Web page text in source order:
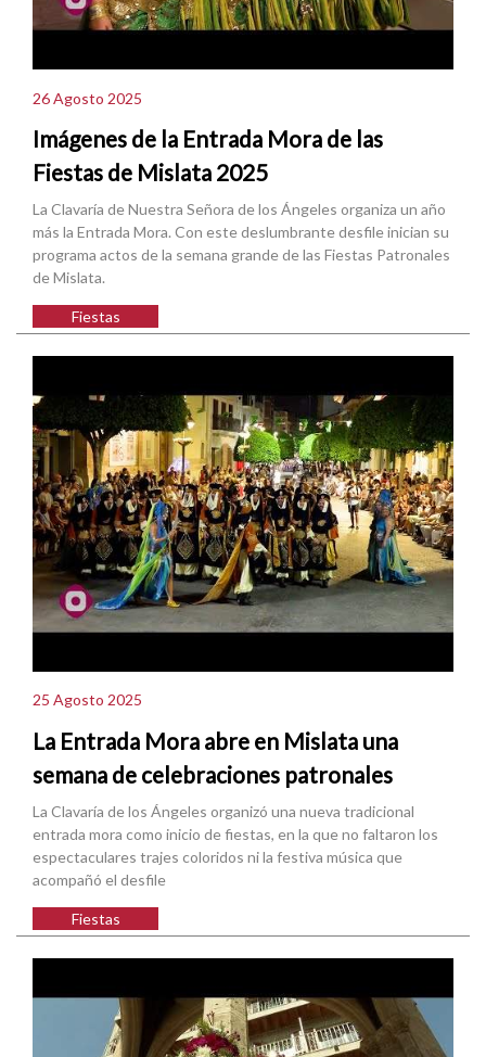
26 Agosto 2025
Imágenes de la Entrada Mora de las
Fiestas de Mislata 2025
La Clavaría de Nuestra Señora de los Ángeles organiza un año
más la Entrada Mora. Con este deslumbrante desfile inician su
programa actos de la semana grande de las Fiestas Patronales
de Mislata.
Fiestas
25 Agosto 2025
La Entrada Mora abre en Mislata una
semana de celebraciones patronales
La Clavaría de los Ángeles organizó una nueva tradicional
entrada mora como inicio de fiestas, en la que no faltaron los
espectaculares trajes coloridos ni la festiva música que
acompañó el desfile
Fiestas